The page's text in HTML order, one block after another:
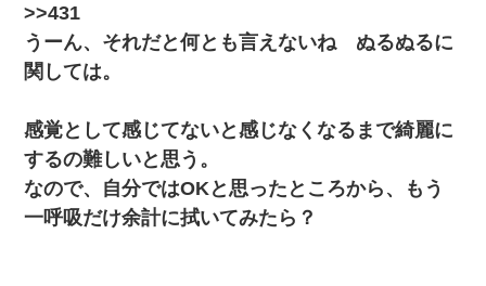
【衝撃】婚約者「兄と結婚はするけど嫁入りするわけじゃない。
お互い干渉はしないようにしましょう」→ その後に結納金の話を
したので、母が・・・
【戦争】不妊の俺嫁に弟嫁が2日間4歳児を託児 俺嫁はそこまで気
にしてなかったが、あまりにも子供が俺嫁に懐くので最後らへん
顔引きつってた → そして弟嫁が迎えに来た翌日…
生保レディと行為する為に駆け引きしてみた結果ｗｗｗｗｗｗｗ
ｗｗｗｗｗ
>>431
うーん、それだと何とも言えないね ぬるぬるに
関しては。
感覚として感じてないと感じなくなるまで綺麗に
するの難しいと思う。
なので、自分ではOKと思ったところから、もう
一呼吸だけ余計に拭いてみたら？